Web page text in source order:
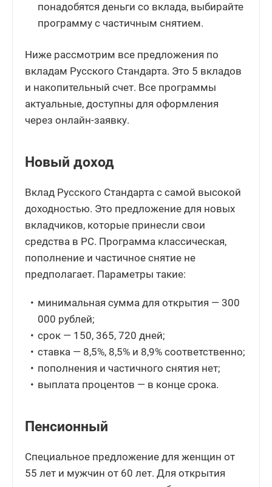
понадобятся деньги со вклада, выбирайте
программу с частичным снятием.
Ниже рассмотрим все предложения по
вкладам Русского Стандарта. Это 5 вкладов
и накопительный счет. Все программы
актуальные, доступны для оформления
через онлайн-заявку.
Новый доход
Вклад Русского Стандарта с самой высокой
доходностью. Это предложение для новых
вкладчиков, которые принесли свои
средства в РС. Программа классическая,
пополнение и частичное снятие не
предполагает. Параметры такие:
минимальная сумма для открытия — 300
000 рублей;
срок — 150, 365, 720 дней;
ставка — 8,5%, 8,5% и 8,9% соответственно;
пополнения и частичного снятия нет;
выплата процентов — в конце срока.
Пенсионный
Специальное предложение для женщин от
55 лет и мужчин от 60 лет. Для открытия